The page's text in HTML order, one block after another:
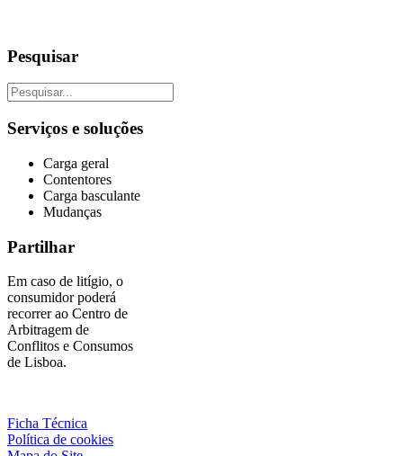
Pesquisar
Serviços e soluções
Carga geral
Contentores
Carga basculante
Mudanças
Partilhar
Em caso de litígio, o
consumidor poderá
recorrer ao Centro de
Arbitragem de
Conflitos e Consumos
de Lisboa.
Ficha Técnica
Política de cookies